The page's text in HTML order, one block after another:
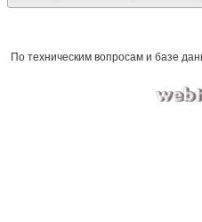
По техническим вопросам и базе